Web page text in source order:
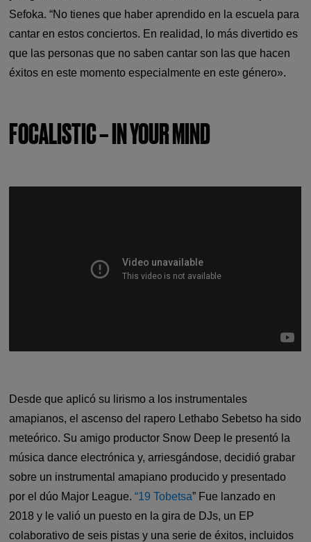
Sefoka. “No tienes que haber aprendido en la escuela para
cantar en estos conciertos. En realidad, lo más divertido es
que las personas que no saben cantar son las que hacen
éxitos en este momento especialmente en este género».
FOCALISTIC – IN YOUR MIND
Desde que aplicó su lirismo a los instrumentales
amapianos, el ascenso del rapero Lethabo Sebetso ha sido
meteórico. Su amigo productor Snow Deep le presentó la
música dance electrónica y, arriesgándose, decidió grabar
sobre un instrumental amapiano producido y presentado
por el dúo Major League.“19 Tobetsa” Fue lanzado en
2018 y le valió un puesto en la gira de DJs, un EP
colaborativo de seis pistas y una serie de éxitos, incluidos